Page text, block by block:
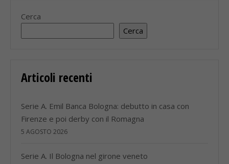
Cerca
Cerca
Articoli recenti
Serie A. Emil Banca Bologna: debutto in casa con
Firenze e poi derby con il Romagna
5 AGOSTO 2026
Serie A. Il Bologna nel girone veneto